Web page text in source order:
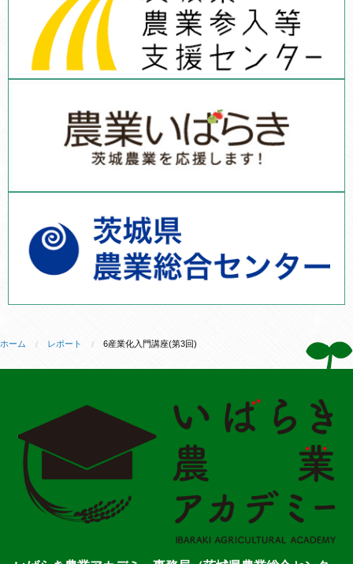
ホーム レポート 6産業化入門講座(第3回)